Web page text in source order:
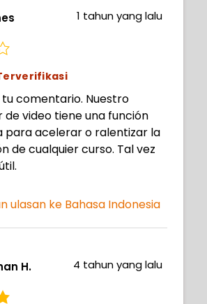
1 tahun yang lalu
comentario. Nuestro
video tiene una función
para acelerar o ralentizar la
de cualquier curso. Tal vez
ulasan ke Bahasa Indonesia
H. 4 tahun yang lalu